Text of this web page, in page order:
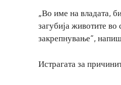
„Во име на владата,
загубија животите
закрепнување“,
Истрагата за